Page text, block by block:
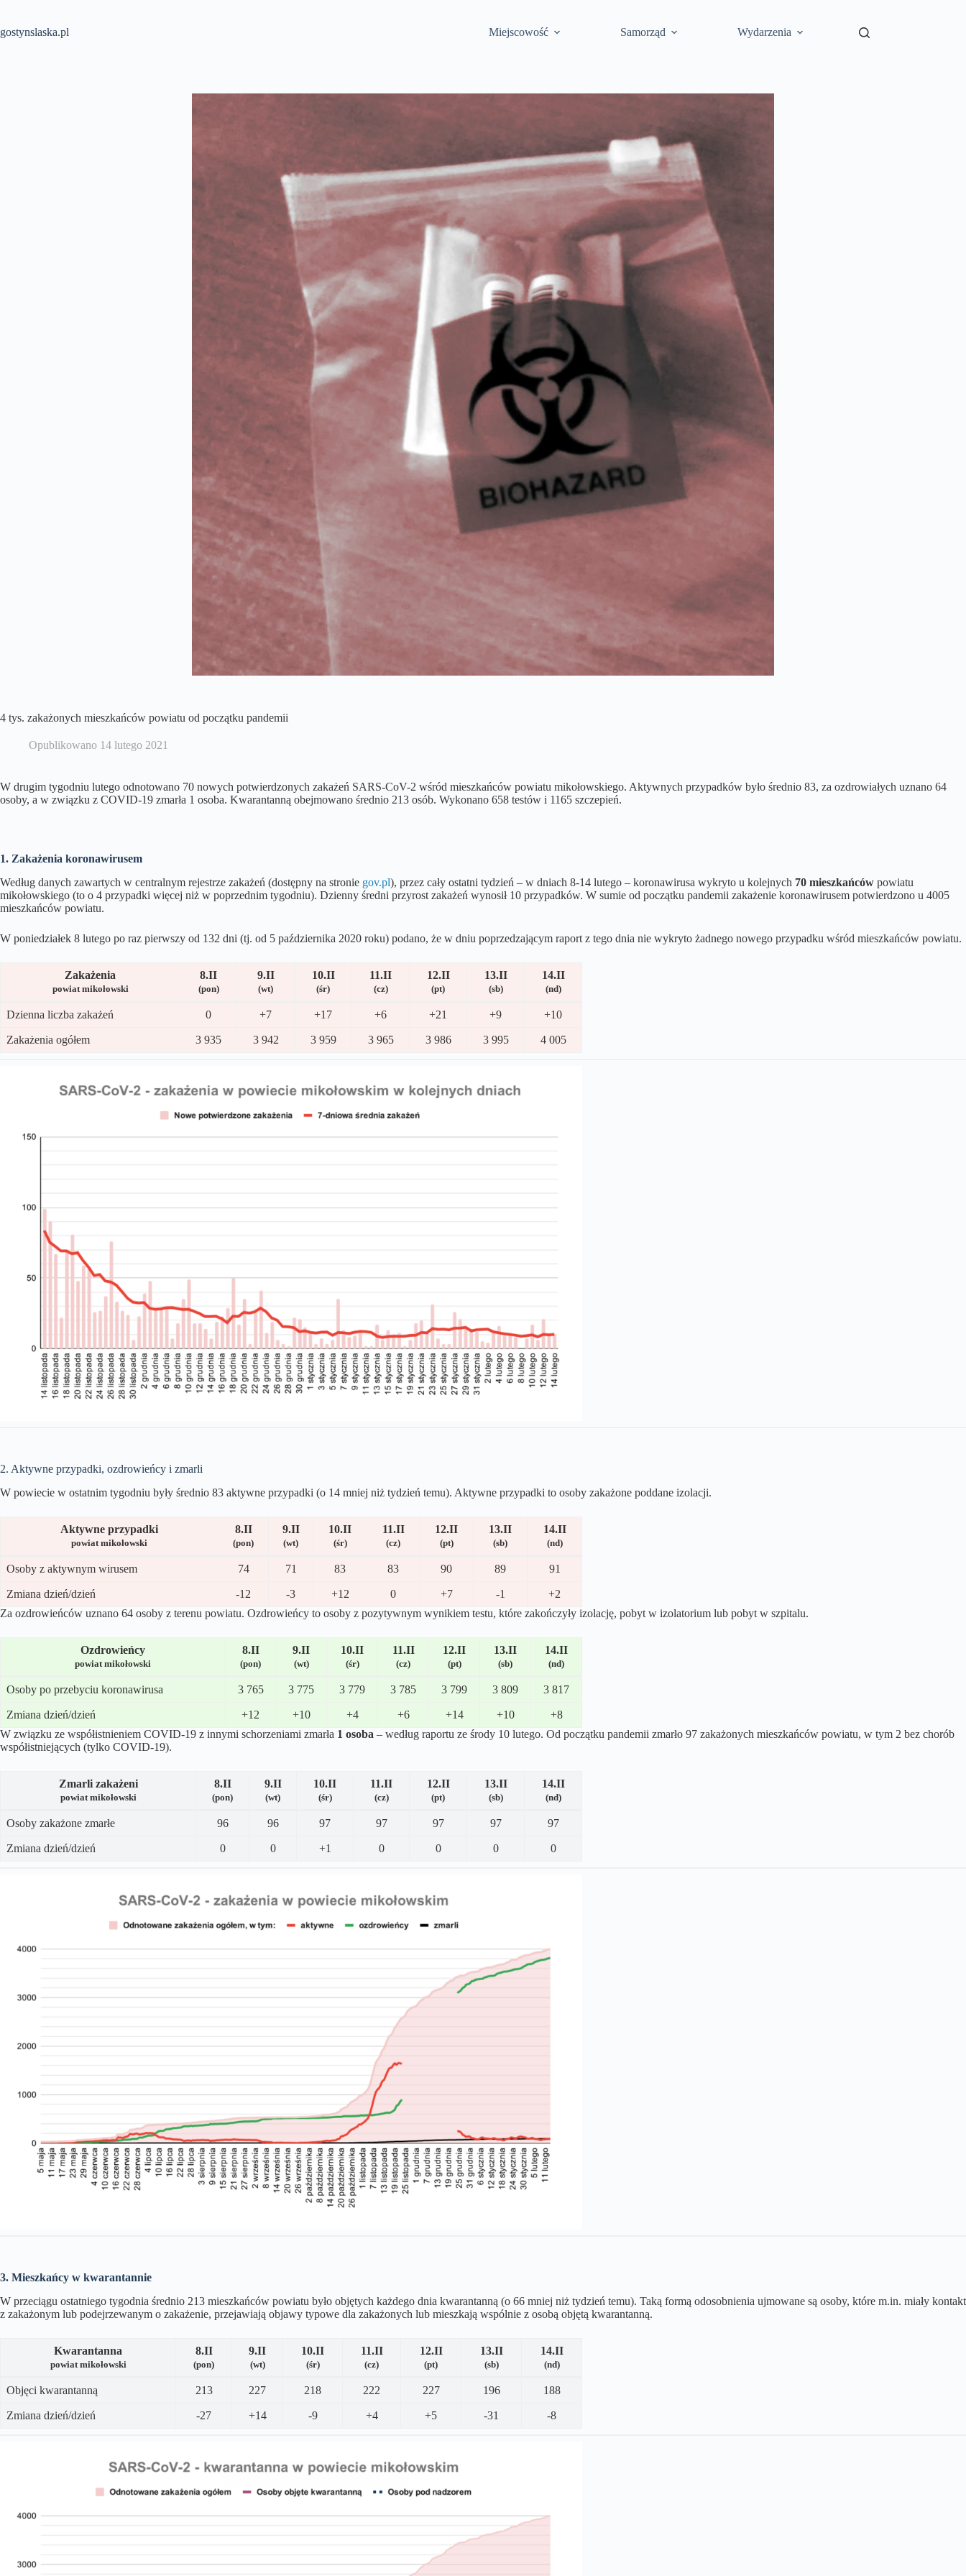
treści
gostynslaska.pl Miejscowość Samorząd Wydarzenia
4 tys. zakażonych mieszkańców powiatu od początku pandemii
Opublikowano 14 lutego 2021
W drugim tygodniu lutego odnotowano 70 nowych potwierdzonych zakażeń SARS-CoV-2 wśród mieszkańców powiatu mikołowskiego. Aktywnych przypadków było średnio 83, za ozdrowiałych uznano 64
osoby, a w związku z COVID-19 zmarła 1 osoba. Kwarantanną obejmowano średnio 213 osób. Wykonano 658 testów i 1165 szczepień.
1. Zakażenia koronawirusem
Według danych zawartych w centralnym rejestrze zakażeń (dostępny na stronie gov.pl), przez cały ostatni tydzień – w dniach 8-14 lutego – koronawirusa wykryto u kolejnych 70 mieszkańców powiatu
mikołowskiego (to o 4 przypadki więcej niż w poprzednim tygodniu). Dzienny średni przyrost zakażeń wynosił 10 przypadków. W sumie od początku pandemii zakażenie koronawirusem potwierdzono u 4005
mieszkańców powiatu.
W poniedziałek 8 lutego po raz pierwszy od 132 dni (tj. od 5 października 2020 roku) podano, że w dniu poprzedzającym raport z tego dnia nie wykryto żadnego nowego przypadku wśród mieszkańców powiatu.
Zakażenia
powiat mikołowski
8.II
(pon)
9.II
(wt)
10.II
(śr)
11.II
(cz)
12.II
(pt)
13.II
(sb)
14.II
(nd)
Dzienna liczba zakażeń 0 +7 +17 +6 +21 +9 +10
Zakażenia ogółem 3 935 3 942 3 959 3 965 3 986 3 995 4 005
2. Aktywne przypadki, ozdrowieńcy i zmarli
W powiecie w ostatnim tygodniu były średnio 83 aktywne przypadki (o 14 mniej niż tydzień temu). Aktywne przypadki to osoby zakażone poddane izolacji.
Aktywne przypadki
powiat mikołowski
8.II
(pon)
9.II
(wt)
10.II
(śr)
11.II
(cz)
12.II
(pt)
13.II
(sb)
14.II
(nd)
Osoby z aktywnym wirusem 74 71 83 83 90 89 91
Zmiana dzień/dzień -12 -3 +12 0 +7 -1
+2
Za ozdrowieńców uznano 64 osoby z terenu powiatu. Ozdrowieńcy to osoby z pozytywnym wynikiem testu, które zakończyły izolację, pobyt w izolatorium lub pobyt w szpitalu.
Ozdrowieńcy
powiat mikołowski
8.II
(pon)
9.II
(wt)
10.II
(śr)
11.II
(cz)
12.II
(pt)
13.II
(sb)
14.II
(nd)
Osoby po przebyciu koronawirusa 3 765 3 775 3 779 3 785 3 799 3 809 3 817
Zmiana dzień/dzień +12 +10 +4 +6 +14 +10
+8
W związku ze współistnieniem COVID-19 z innymi schorzeniami zmarła 1 osoba – według raportu ze środy 10 lutego. Od początku pandemii zmarło 97 zakażonych mieszkańców powiatu, w tym 2 bez chorób
współistniejących (tylko COVID-19).
Zmarli zakażeni
powiat mikołowski
8.II
(pon)
9.II
(wt)
10.II
(śr)
11.II
(cz)
12.II
(pt)
13.II
(sb)
14.II
(nd)
Osoby zakażone zmarłe 96 96 97 97 97 97 97
Zmiana dzień/dzień 0 0 +1 0 0 0 0
3. Mieszkańcy w kwarantannie
W przeciągu ostatniego tygodnia średnio 213 mieszkańców powiatu było objętych każdego dnia kwarantanną (o 66 mniej niż tydzień temu). Taką formą odosobnienia ujmowane są osoby, które m.in. miały kontakt
z zakażonym lub podejrzewanym o zakażenie, przejawiają objawy typowe dla zakażonych lub mieszkają wspólnie z osobą objętą kwarantanną.
Kwarantanna
powiat mikołowski
8.II
(pon)
9.II
(wt)
10.II
(śr)
11.II
(cz)
12.II
(pt)
13.II
(sb)
14.II
(nd)
Objęci kwarantanną 213 227 218 222 227 196 188
Zmiana dzień/dzień -27 +14 -9 +4 +5 -31 -8